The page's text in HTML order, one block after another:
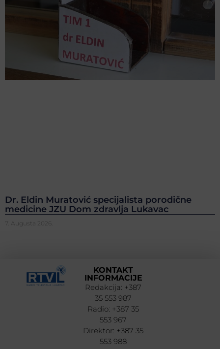
Dr. Eldin Muratović specijalista porodične
medicine JZU Dom zdravlja Lukavac
7. Augusta 2026.
KONTAKT
INFORMACIJE
Redakcija: +387
35 553 987
Radio: +387 35
553 967
Direktor: +387 35
553 988